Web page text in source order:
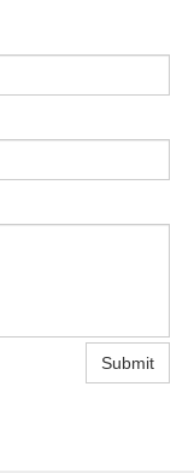
Submit